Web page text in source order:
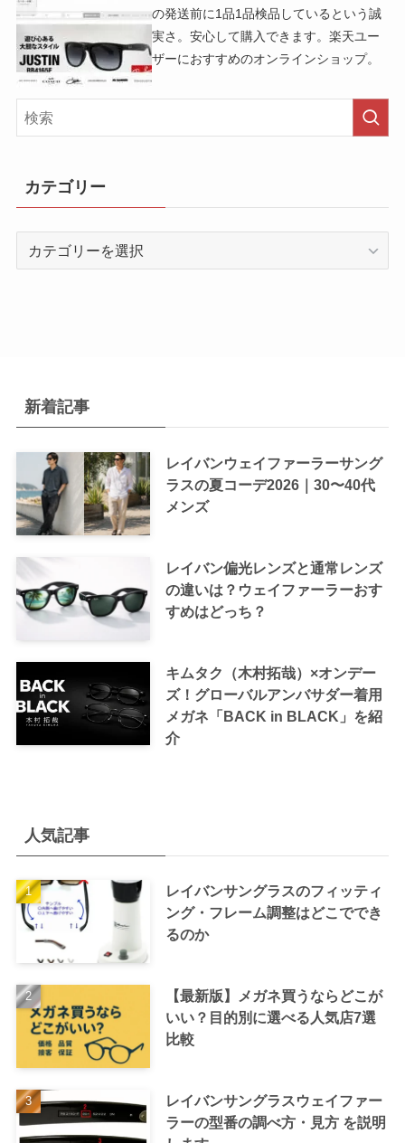
の発送前に1品1品検品しているという誠
実さ。安心して購入できます。楽天ユー
ザーにおすすめのオンラインショップ。
カテゴリー
新着記事
レイバンウェイファーラーサング
ラスの夏コーデ2026｜30〜40代
メンズ
レイバン偏光レンズと通常レンズ
の違いは？ウェイファーラーおす
すめはどっち？
キムタク（木村拓哉）×オンデー
ズ！グローバルアンバサダー着用
メガネ「BACK in BLACK」を紹
介
人気記事
レイバンサングラスのフィッティ
ング・フレーム調整はどこででき
るのか
【最新版】メガネ買うならどこが
いい？目的別に選べる人気店7選
比較
レイバンサングラスウェイファー
ラーの型番の調べ方・見方 を説明